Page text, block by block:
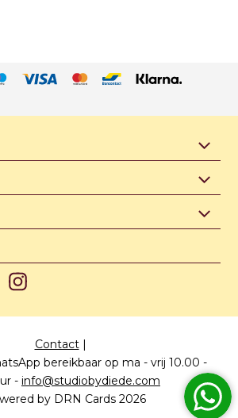
maken
ontwerp
van A t/m Z
van A t/m Z
van A t/m Z
Contact|
bereikbaar op ma - vrij 10.00 -
- info@studiobydiede.com
by DRN Cards 2026